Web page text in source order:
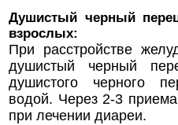
Душистый черный
взрослых:
При расстройстве
душистый черный
душистого черного
водой. Через 2-3
при лечении диареи.